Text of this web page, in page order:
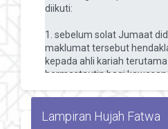
Lampiran Hujah Fatwa